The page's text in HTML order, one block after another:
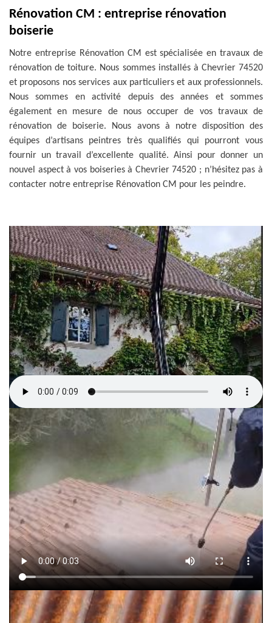
Rénovation CM : entreprise rénovation
boiserie
Notre entreprise Rénovation CM est spécialisée en travaux de
rénovation de toiture. Nous sommes installés à Chevrier 74520
et proposons nos services aux particuliers et aux professionnels.
Nous sommes en activité depuis des années et sommes
également en mesure de nous occuper de vos travaux de
rénovation de boiserie. Nous avons à notre disposition des
équipes d’artisans peintres très qualifiés qui pourront vous
fournir un travail d’excellente qualité. Ainsi pour donner un
nouvel aspect à vos boiseries à Chevrier 74520 ; n’hésitez pas à
contacter notre entreprise Rénovation CM pour les peindre.